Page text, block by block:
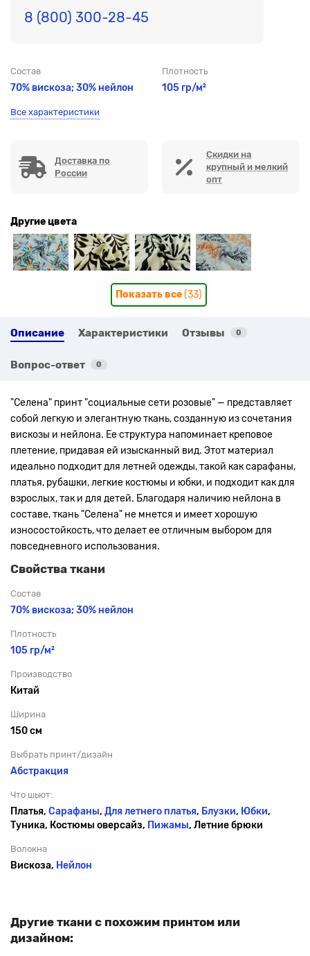
8 (800) 300-28-45
Состав
70% вискоза; 30% нейлон
Плотность
105 гр/м²
Все характеристики
Доставка по
России
Скидки на
крупный и мелкий
опт
Другие цвета
Показать все(33)
Описание Характеристики Отзывы 0
Вопрос-ответ 0
"Селена" принт "социальные сети розовые" — представляет
собой легкую и элегантную ткань, созданную из сочетания
вискозы и нейлона. Ее структура напоминает креповое
плетение, придавая ей изысканный вид. Этот материал
идеально подходит для летней одежды, такой как сарафаны,
платья, рубашки, легкие костюмы и юбки, и подходит как для
взрослых, так и для детей. Благодаря наличию нейлона в
составе, ткань "Селена" не мнется и имеет хорошую
износостойкость, что делает ее отличным выбором для
повседневного использования.
Свойства ткани
Состав
70% вискоза; 30% нейлон
Плотность
105 гр/м²
Производство
Китай
Ширина
150 см
Выбрать принт/дизайн
Абстракция
Что шьют:
Платья, Сарафаны, Для летнего платья, Блузки, Юбки,
Туника, Костюмы оверсайз, Пижамы, Летние брюки
Волокна
Вискоза, Нейлон
Другие ткани с похожим принтом или
дизайном: